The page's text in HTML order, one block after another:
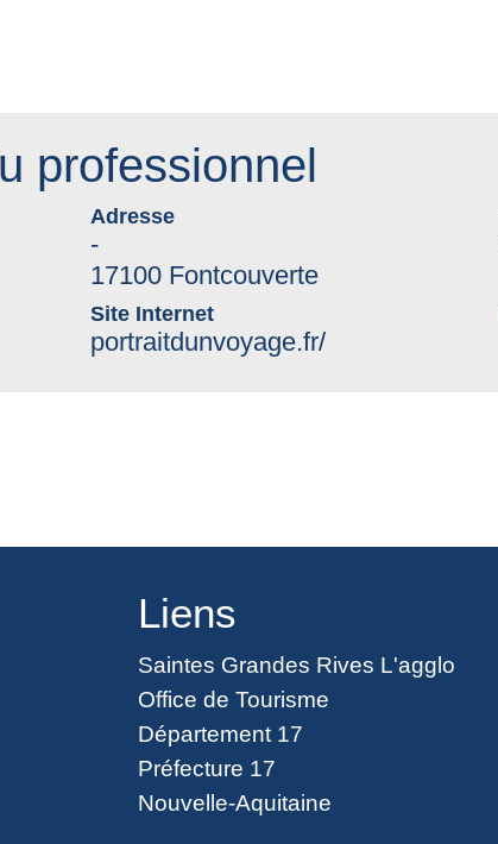
professionnel
Adresse
-
17100 Fontcouverte
Site Internet
portraitdunvoyage.fr/
Liens
Saintes Grandes Rives L'agglo
Office de Tourisme
Département 17
Préfecture 17
Nouvelle-Aquitaine